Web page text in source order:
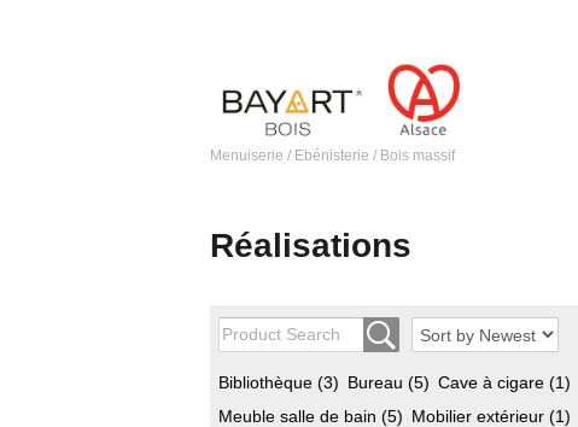
Menuiserie / Ebénisterie / Bois massif
Réalisations
Bibliothèque (3) Bureau (5) Cave à cigare (1)
Meuble salle de bain (5) Mobilier extérieur (1)